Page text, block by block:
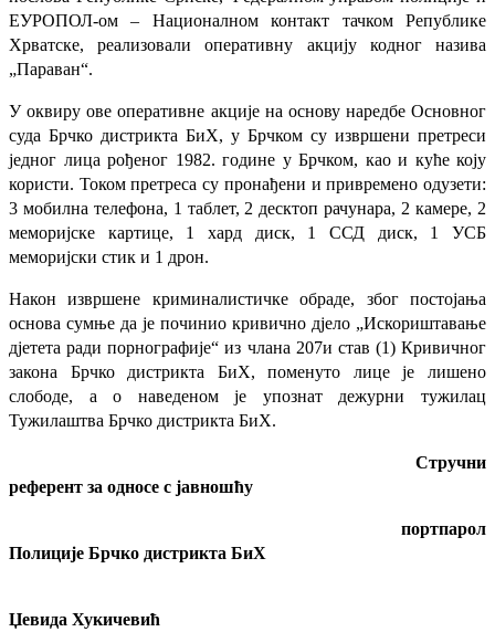
ЕУРОПОЛ-ом – Националном контакт тачком Републике
Хрватске, реализовали оперативну акцију кодног назива
„Параван“.
У оквиру ове оперативне акције на основу наредбе Основног
суда Брчко дистрикта БиХ, у Брчком су извршени претреси
једног лица рођеног 1982. године у Брчком, као и куће коју
користи. Током претреса су пронађени и привремено одузети:
3 мобилна телефона, 1 таблет, 2 десктоп рачунара, 2 камере, 2
меморијске картице, 1 хард диск, 1 ССД диск, 1 УСБ
меморијски стик и 1 дрон.
Након извршене криминалистичке обраде, због постојања
основа сумње да је починио кривично дјело „Искориштавање
дјетета ради порнографије“ из члана 207и став (1) Кривичног
закона Брчко дистрикта БиХ, поменуто лице је лишено
слободе, а о наведеном је упознат дежурни тужилац
Тужилаштва Брчко дистрикта БиХ.
Стручни
референт за односе с јавношћу
портпарол
Полиције Брчко дистрикта БиХ
Џевида Хукичевић